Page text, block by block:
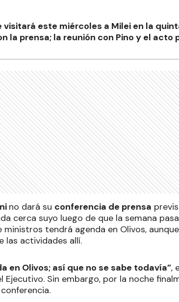
visitará este miércoles a Milei en la
la prensa; la reunión con Pino y el acto
no dará su conferencia de prensa
cerca suyo luego de que la semana
ministros tendrá agenda en Olivos,
las actividades allí.
en Olivos; así que no se sabe todavía”,
Ejecutivo. Sin embargo, por la noche